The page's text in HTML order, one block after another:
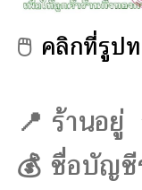
🖱️ คลิกที่รูป
📍 ร้านอยู่
💰 ชื่อบัญ